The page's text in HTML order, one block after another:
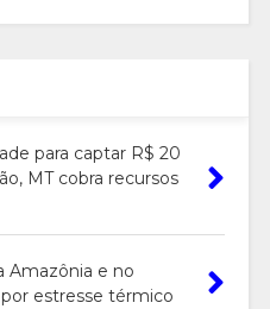
para captar R$ 20
MT cobra recursos
Amazônia e no
estresse térmico